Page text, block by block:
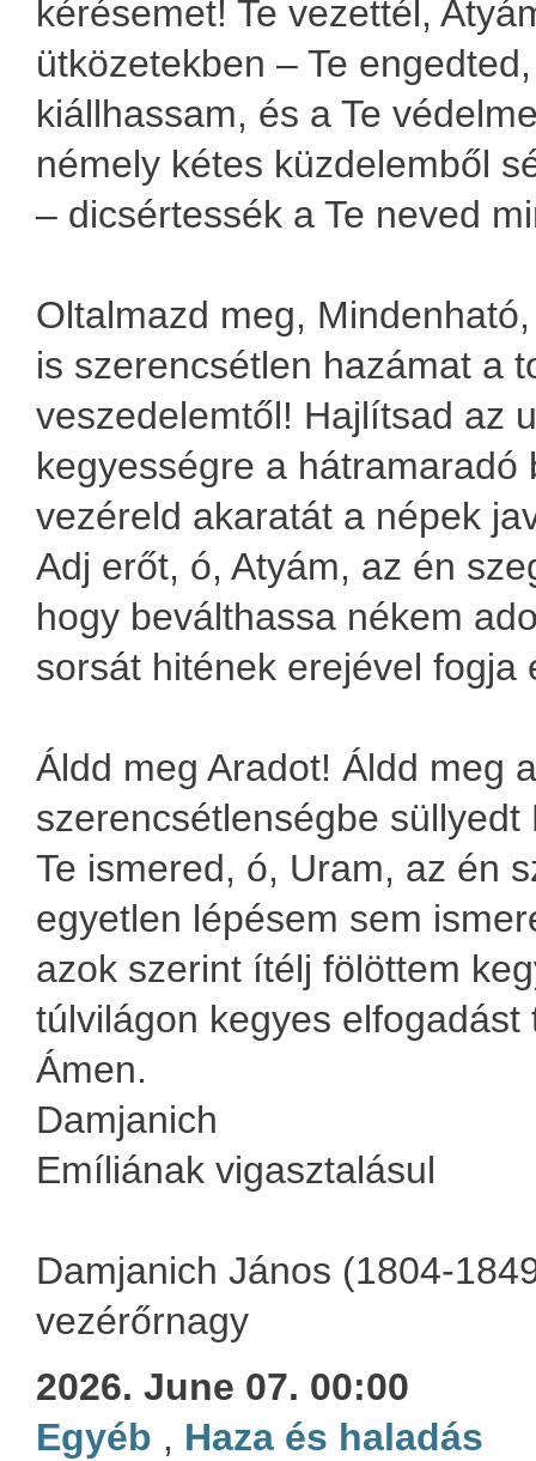
kérésemet! Te vezettél,
ütközetekben – Te
kiállhassam, és a Te
némely kétes küzdelemből
– dicsértessék a Te neved
Oltalmazd meg,
is szerencsétlen hazámat a
veszedelemtől! Hajlítsad az
kegyességre a hátramaradó
vezéreld akaratát a népek
Adj erőt, ó, Atyám, az én
hogy beválthassa nékem
sorsát hitének erejével fogja
Áldd meg Aradot! Áldd meg
szerencsétlenségbe
Te ismered, ó, Uram, az én
egyetlen lépésem sem
azok szerint ítélj fölöttem
túlvilágon kegyes elfogadást
Ámen.
Damjanich
Emíliának vigasztalásul
Damjanich János (1804-
vezérőrnagy
2026. June 07. 00:00
Egyéb , Haza és haladás